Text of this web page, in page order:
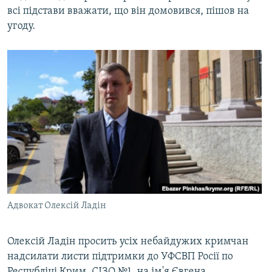
всі підстави вважати, що він домовився, пішов на
угоду.
Адвокат Олексій Ладін
Олексій Ладін просить усіх небайдужих кримчан
надсилати листи підтримки до УФСВП Росії по